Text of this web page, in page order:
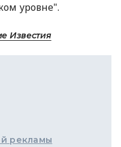
уровне".
Известия
рекламы